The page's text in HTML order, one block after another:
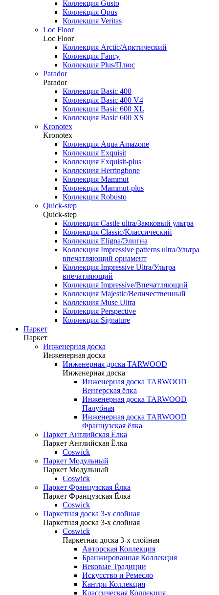
Коллекция Gusto
Коллекция Opus
Коллекция Veritas
Loc Floor
Loc Floor
Коллекция Arctic/Арктический
Коллекция Fancy
Коллекция Plus/Плюс
Parador
Parador
Коллекция Basic 400
Коллекция Basic 400 V4
Коллекция Basic 600 ХL
Коллекция Basic 600 ХS
Kronotex
Kronotex
Коллекция Aqua Amazone
Коллекция Exquisit
Коллекция Exquisit-plus
Коллекция Herringbone
Коллекция Mammut
Коллекция Mammut-plus
Коллекция Robusto
Quick-step
Quick-step
Коллекция Castle ultra/Замковый ультра
Коллекция Classic/Классический
Коллекция Eligna/Элигна
Коллекция Impressive patterns ultra/Ультра
впечатляющий орнамент
Коллекция Impressive Ultra/Ультра
впечатляющий
Коллекция Impressive/Впечатляющий
Коллекция Majestic/Величественный
Коллекция Muse Ultra
Коллекция Perspective
Коллекция Signature
Паркет
Паркет
Инженерная доска
Инженерная доска
Инженерная доска TARWOOD
Инженерная доска
Инженерная доска TARWOOD
Венгерская ёлка
Инженерная доска TARWOOD
Палубная
Инженерная доска TARWOOD
Французская ёлка
Паркет Английская Ёлка
Паркет Английская Ёлка
Coswick
Паркет Модульный
Паркет Модульный
Coswick
Паркет Французская Ёлка
Паркет Французская Ёлка
Coswick
Паркетная доска 3-х слойная
Паркетная доска 3-х слойная
Coswick
Паркетная доска 3-х слойная
Авторская Коллекция
Бранжированная Коллекция
Вековые Традиции
Искусство и Ремесло
Кантри Коллекция
Классическая Коллекция